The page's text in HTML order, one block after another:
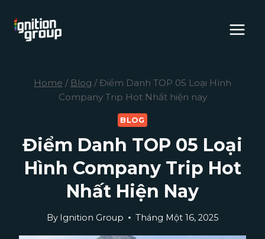
content
Home / Blog / Điểm Danh TOP 05 Loại Hình
Company Trip Hot Nhất hiện nay
BLOG
Điểm Danh TOP 05 Loại
Hình Company Trip Hot
Nhất Hiện Nay
By Ignition Group Tháng Một 16, 2025